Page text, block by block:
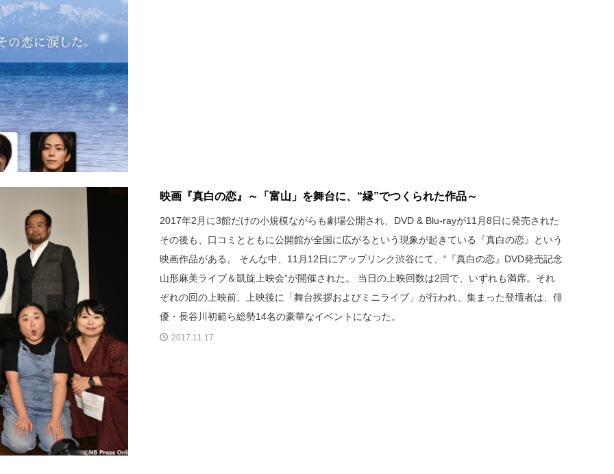
映画『真白の恋』～「富山」を舞台に、“縁”でつくられた作品～
2017年2月に3館だけの小規模ながらも劇場公開され、DVD & Blu-rayが11月8日に発売された
その後も、口コミとともに公開館が全国に広がるという現象が起きている『真白の恋』という
映画作品がある。 そんな中、11月12日にアップリンク渋谷にて、“『真白の恋』DVD発売記念
山形麻美ライブ＆凱旋上映会”が開催された。 当日の上映回数は2回で、いずれも満席。それ
ぞれの回の上映前、上映後に「舞台挨拶およびミニライブ」が行われ、集まった登壇者は、俳
優・長谷川初範ら総勢14名の豪華なイベントになった。
2017.11.17